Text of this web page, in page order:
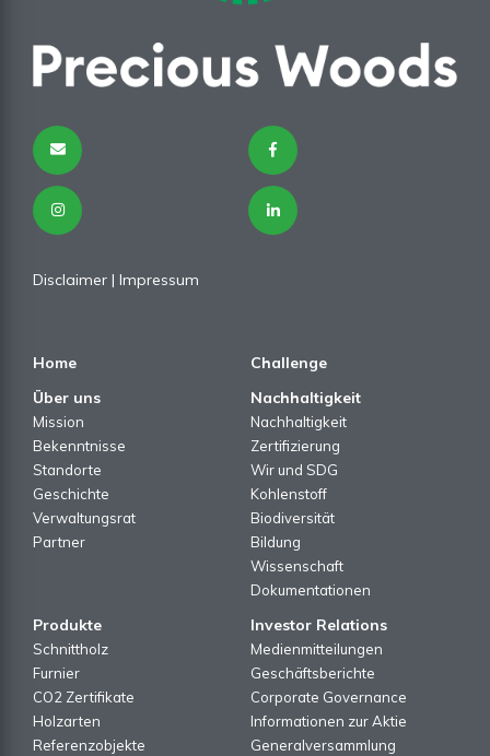
Disclaimer | Impressum
Home
Challenge
Über uns
Mission
Bekenntnisse
Standorte
Geschichte
Verwaltungsrat
Partner
Nachhaltigkeit
Nachhaltigkeit
Zertifizierung
Wir und SDG
Kohlenstoff
Biodiversität
Bildung
Wissenschaft
Dokumentationen
Produkte
Schnittholz
Furnier
CO2 Zertifikate
Holzarten
Referenzobjekte
Investor Relations
Medienmitteilungen
Geschäftsberichte
Corporate Governance
Informationen zur Aktie
Generalversammlung